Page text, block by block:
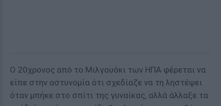
Ο 20χρονος από το Μιλγουόκι των ΗΠΑ φέρεται να
είπε στην αστυνομία ότι σχεδίαζε να τη ληστέψει
όταν μπήκε στο σπίτι της γυναίκας, αλλά άλλαξε τα